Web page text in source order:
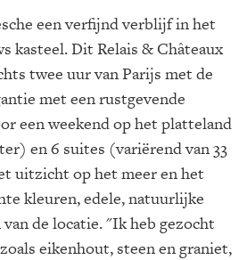
een verfijnd verblijf in het
kasteel. Dit Relais & Châteaux
twee uur van Parijs met de
met een rustgevende
een weekend op het platteland
en 6 suites (variërend van 33
uitzicht op het meer en het
kleuren, edele, natuurlijke
de locatie. "Ik heb gezocht
eikenhout, steen en graniet,